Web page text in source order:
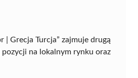
Grecja Turcja” zajmuje drugą
na lokalnym rynku oraz